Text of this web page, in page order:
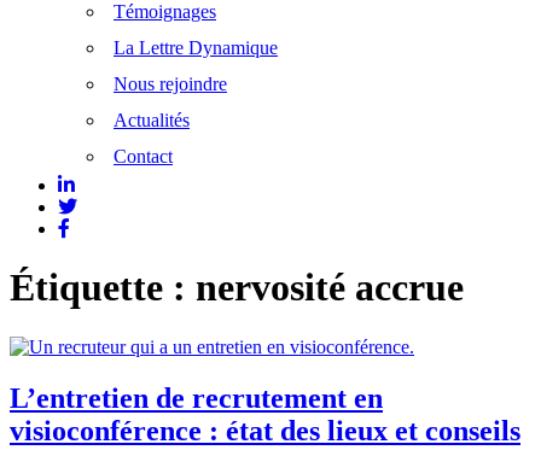
Témoignages
La Lettre Dynamique
Nous rejoindre
Actualités
Contact
Étiquette : nervosité accrue
L’entretien de recrutement en
visioconférence : état des lieux et conseils